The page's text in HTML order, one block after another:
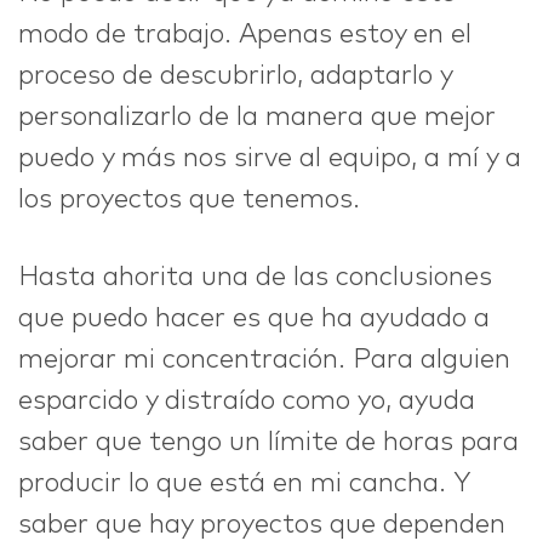
modo de trabajo. Apenas estoy en el
proceso de descubrirlo, adaptarlo y
personalizarlo de la manera que mejor
puedo y más nos sirve al equipo, a mí y a
los proyectos que tenemos.
Hasta ahorita una de las conclusiones
que puedo hacer es que ha ayudado a
mejorar mi concentración. Para alguien
esparcido y distraído como yo, ayuda
saber que tengo un límite de horas para
producir lo que está en mi cancha. Y
saber que hay proyectos que dependen